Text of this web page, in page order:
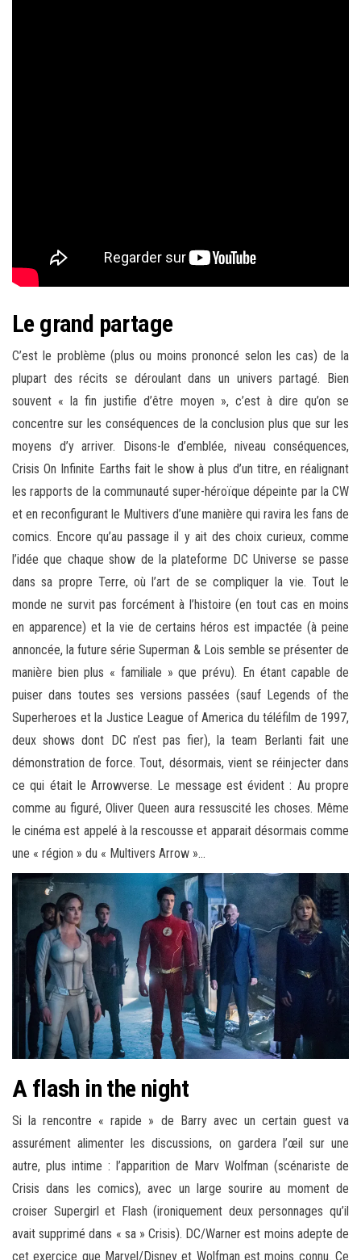
Le grand partage
C’est le problème (plus ou moins prononcé selon les cas) de la
plupart des récits se déroulant dans un univers partagé. Bien
souvent « la fin justifie d’être moyen », c’est à dire qu’on se
concentre sur les conséquences de la conclusion plus que sur les
moyens d’y arriver. Disons-le d’emblée, niveau conséquences,
Crisis On Infinite Earths fait le show à plus d’un titre, en réalignant
les rapports de la communauté super-héroïque dépeinte par la CW
et en reconfigurant le Multivers d’une manière qui ravira les fans de
comics. Encore qu’au passage il y ait des choix curieux, comme
l’idée que chaque show de la plateforme DC Universe se passe
dans sa propre Terre, où l’art de se compliquer la vie. Tout le
monde ne survit pas forcément à l’histoire (en tout cas en moins
en apparence) et la vie de certains héros est impactée (à peine
annoncée, la future série Superman & Lois semble se présenter de
manière bien plus « familiale » que prévu). En étant capable de
puiser dans toutes ses versions passées (sauf Legends of the
Superheroes et la Justice League of America du téléfilm de 1997,
deux shows dont DC n’est pas fier), la team Berlanti fait une
démonstration de force. Tout, désormais, vient se réinjecter dans
ce qui était le Arrowverse. Le message est évident : Au propre
comme au figuré, Oliver Queen aura ressuscité les choses. Même
le cinéma est appelé à la rescousse et apparait désormais comme
une « région » du « Multivers Arrow »…
A flash in the night
Si la rencontre « rapide » de Barry avec un certain guest va
assurément alimenter les discussions, on gardera l’œil sur une
autre, plus intime : l’apparition de Marv Wolfman (scénariste de
Crisis dans les comics), avec un large sourire au moment de
croiser Supergirl et Flash (ironiquement deux personnages qu’il
avait supprimé dans « sa » Crisis). DC/Warner est moins adepte de
cet exercice que Marvel/Disney et Wolfman est moins connu. Ce